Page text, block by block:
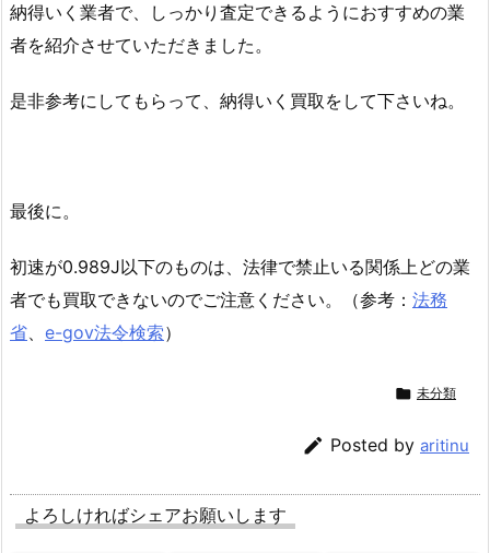
納得いく業者で、しっかり査定できるようにおすすめの業
者を紹介させていただきました。
是非参考にしてもらって、納得いく買取をして下さいね。
最後に。
初速が0.989J以下のものは、法律で禁止いる関係上どの業
者でも買取できないのでご注意ください。（参考： 法務
省、 e-gov法令検索）
 未分類
 Posted by aritinu
よろしければシェアお願いします